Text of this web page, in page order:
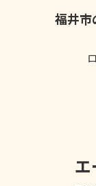
福井市